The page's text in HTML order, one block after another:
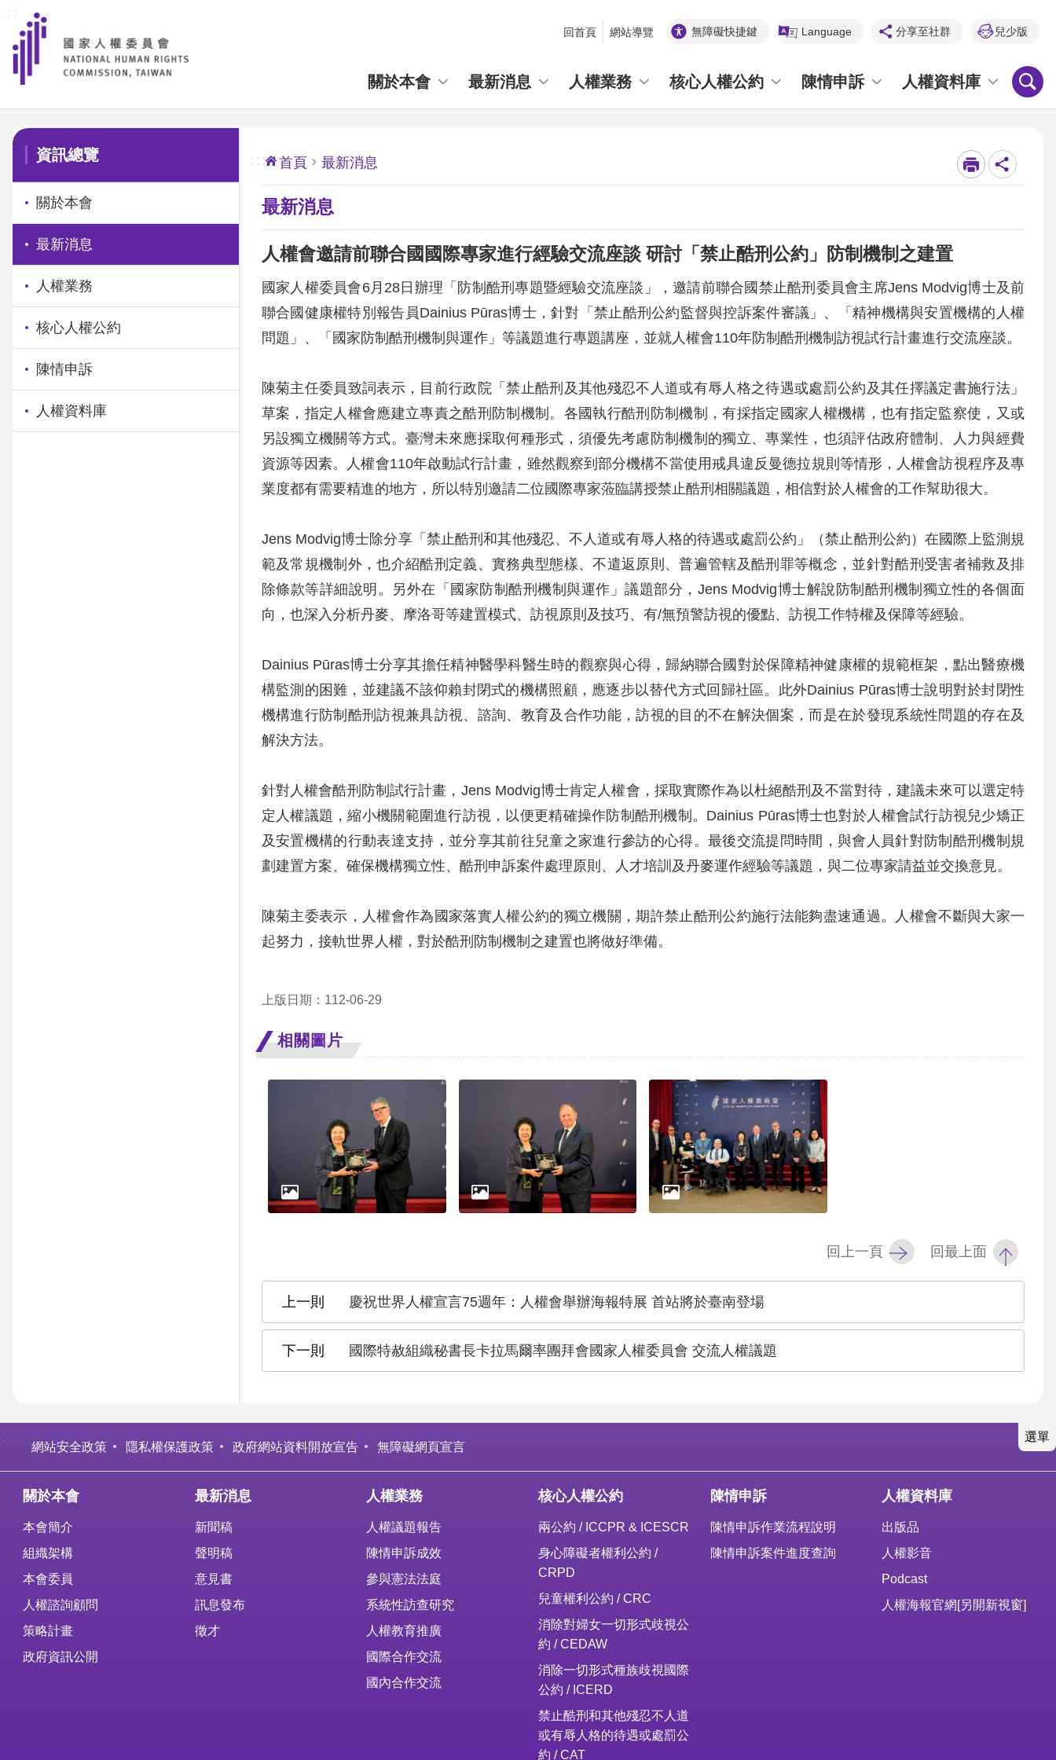
前往主要內容區塊
回首頁 網站導覽 無障礙快捷鍵 Language 分享至社群 兒少版
關於本會 最新消息 人權業務 核心人權公約 陳情申訴 人權資料庫
:::
資訊總覽
關於本會
最新消息
人權業務
核心人權公約
陳情申訴
人權資料庫
::: 首頁 最新消息
最新消息
人權會邀請前聯合國國際專家進行經驗交流座談 研討「禁止酷刑公約」防制機制之建置
國家人權委員會6月28日辦理「防制酷刑專題暨經驗交流座談」，邀請前聯合國禁止酷刑委員會主席Jens Modvig博士及前
聯合國健康權特別報告員Dainius Pūras博士，針對「禁止酷刑公約監督與控訴案件審議」、「精神機構與安置機構的人權
問題」、「國家防制酷刑機制與運作」等議題進行專題講座，並就人權會110年防制酷刑機制訪視試行計畫進行交流座談。
陳菊主任委員致詞表示，目前行政院「禁止酷刑及其他殘忍不人道或有辱人格之待遇或處罰公約及其任擇議定書施行法」
草案，指定人權會應建立專責之酷刑防制機制。各國執行酷刑防制機制，有採指定國家人權機構，也有指定監察使，又或
另設獨立機關等方式。臺灣未來應採取何種形式，須優先考慮防制機制的獨立、專業性，也須評估政府體制、人力與經費
資源等因素。人權會110年啟動試行計畫，雖然觀察到部分機構不當使用戒具違反曼德拉規則等情形，人權會訪視程序及專
業度都有需要精進的地方，所以特別邀請二位國際專家蒞臨講授禁止酷刑相關議題，相信對於人權會的工作幫助很大。
Jens Modvig博士除分享「禁止酷刑和其他殘忍、不人道或有辱人格的待遇或處罰公約」（禁止酷刑公約）在國際上監測規
範及常規機制外，也介紹酷刑定義、實務典型態樣、不遣返原則、普遍管轄及酷刑罪等概念，並針對酷刑受害者補救及排
除條款等詳細說明。另外在「國家防制酷刑機制與運作」議題部分，Jens Modvig博士解說防制酷刑機制獨立性的各個面
向，也深入分析丹麥、摩洛哥等建置模式、訪視原則及技巧、有/無預警訪視的優點、訪視工作特權及保障等經驗。
Dainius Pūras博士分享其擔任精神醫學科醫生時的觀察與心得，歸納聯合國對於保障精神健康權的規範框架，點出醫療機
構監測的困難，並建議不該仰賴封閉式的機構照顧，應逐步以替代方式回歸社區。此外Dainius Pūras博士說明對於封閉性
機構進行防制酷刑訪視兼具訪視、諮詢、教育及合作功能，訪視的目的不在解決個案，而是在於發現系統性問題的存在及
解決方法。
針對人權會酷刑防制試行計畫，Jens Modvig博士肯定人權會，採取實際作為以杜絕酷刑及不當對待，建議未來可以選定特
定人權議題，縮小機關範圍進行訪視，以便更精確操作防制酷刑機制。Dainius Pūras博士也對於人權會試行訪視兒少矯正
及安置機構的行動表達支持，並分享其前往兒童之家進行參訪的心得。最後交流提問時間，與會人員針對防制酷刑機制規
劃建置方案、確保機構獨立性、酷刑申訴案件處理原則、人才培訓及丹麥運作經驗等議題，與二位專家請益並交換意見。
陳菊主委表示，人權會作為國家落實人權公約的獨立機關，期許禁止酷刑公約施行法能夠盡速通過。人權會不斷與大家一
起努力，接軌世界人權，對於酷刑防制機制之建置也將做好準備。
上版日期：112-06-29
相關圖片
回上一頁 回最上面
慶祝世界人權宣言75週年：人權會舉辦海報特展 首站將於臺南登場
國際特赦組織秘書長卡拉馬爾率團拜會國家人權委員會 交流人權議題
選單
網站安全政策 隱私權保護政策 政府網站資料開放宣告 無障礙網頁宣言
關於本會
本會簡介
組織架構
本會委員
人權諮詢顧問
策略計畫
政府資訊公開
最新消息
新聞稿
聲明稿
意見書
訊息發布
徵才
人權業務
人權議題報告
陳情申訴成效
參與憲法法庭
系統性訪查研究
人權教育推廣
國際合作交流
國內合作交流
核心人權公約
兩公約 / ICCPR & ICESCR
身心障礙者權利公約 /
CRPD
兒童權利公約 / CRC
消除對婦女一切形式歧視公
約 / CEDAW
消除一切形式種族歧視國際
公約 / ICERD
禁止酷刑和其他殘忍不人道
或有辱人格的待遇或處罰公
約 / CAT
陳情申訴
陳情申訴作業流程說明
陳情申訴案件進度查詢
人權資料庫
出版品
人權影音
Podcast
人權海報官網[另開新視窗]